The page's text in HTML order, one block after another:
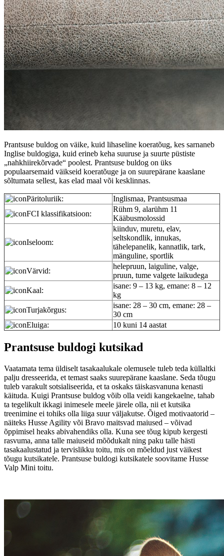
Prantsuse buldog on väike, kuid lihaseline koeratõug, kes sarnaneb
Inglise buldogiga, kuid erineb keha suuruse ja suurte püstiste
„nahkhiirekõrvade“ poolest. Prantsuse buldog on üks
populaarsemaid väikseid koeratõuge ja on suurepärane kaaslane
sõltumata sellest, kas elad maal või kesklinnas.
Päritoluriik:
Inglismaa, Prantsusmaa
FCI klassifikatsioon:
Rühm 9, alarühm 11
Kääbusmolossid
Iseloom:
kiinduv, muretu, elav,
seltskondlik, innukas,
tähelepanelik, kannatlik, tark,
mänguline, sportlik
Värvid:
helepruun, laiguline, valge,
pruun, tume valgete laikudega
Kaal:
isane: 9 – 13 kg, emane: 8 – 12
kg
Turjakõrgus:
isane: 28 – 30 cm, emane: 28 –
30 cm
Eluiga:
10 kuni 14 aastat
Prantsuse buldogi kutsikad
Vaatamata tema üldiselt tasakaalukale olemusele tuleb teda küllaltki
palju dresseerida, et temast saaks suurepärane kaaslane. Seda tõugu
tuleb varakult sotsialiseerida, et ta oskaks täiskasvanuna kenasti
käituda. Kuigi Prantsuse buldog võib olla veidi kangekaelne, tahab
ta tegelikult ikkagi inimesele meele järele olla, nii et kutsika
treenimine ei tohiks olla liiga suur väljakutse. Õiged motivaatorid –
näiteks Husse Agility või Bravo maitsvad maiused – võivad
õppimisel heaks abivahendiks olla. Kuna see tõug kipub kergesti
rasvuma, anna talle maiuseid mõõdukalt ning paku talle hästi
tasakaalustatud ja tervislikku toitu, mis on mõeldud just väikest
tõugu kutsikatele. Prantsuse buldogi kutsikatele soovitame Husse
Valp Mini toitu.